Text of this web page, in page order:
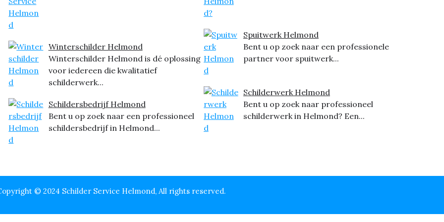
Winterschilder Helmond
Winterschilder Helmond is dé oplossing
voor iedereen die kwalitatief
schilderwerk...
Schildersbedrijf Helmond
Bent u op zoek naar een professioneel
schildersbedrijf in Helmond...
Spuitwerk Helmond
Bent u op zoek naar een professionele
partner voor spuitwerk...
Schilderwerk Helmond
Bent u op zoek naar professioneel
schilderwerk in Helmond? Een...
© 2024 Schilder Service Helmond, All rights reserved.